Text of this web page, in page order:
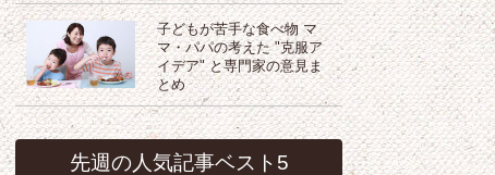
子どもが苦手な食べ物 マ
マ・パパの考えた "克服ア
イデア" と専門家の意見ま
とめ
先週の人気記事ベスト5